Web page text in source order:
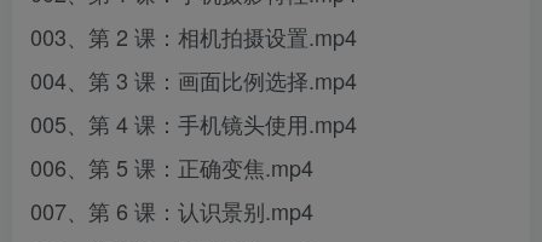
003、第 2 课：相机拍摄设置.mp4
004、第 3 课：画面比例选择.mp4
005、第 4 课：手机镜头使用.mp4
006、第 5 课：正确变焦.mp4
007、第 6 课：认识景别.mp4